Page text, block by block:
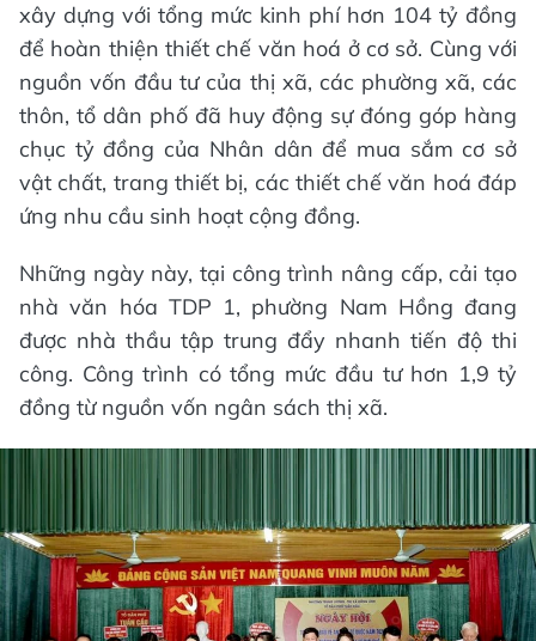
xây dựng với tổng mức kinh phí hơn 104 tỷ đồng
để hoàn thiện thiết chế văn hoá ở cơ sở. Cùng với
nguồn vốn đầu tư của thị xã, các phường xã, các
thôn, tổ dân phố đã huy động sự đóng góp hàng
chục tỷ đồng của Nhân dân để mua sắm cơ sở
vật chất, trang thiết bị, các thiết chế văn hoá đáp
ứng nhu cầu sinh hoạt cộng đồng.
Những ngày này, tại công trình nâng cấp, cải tạo
nhà văn hóa TDP 1, phường Nam Hồng đang
được nhà thầu tập trung đẩy nhanh tiến độ thi
công. Công trình có tổng mức đầu tư hơn 1,9 tỷ
đồng từ nguồn vốn ngân sách thị xã.